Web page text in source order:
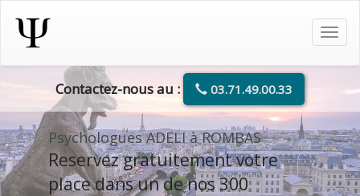
Contactez-nous au : 03.71.49.00.33
Psychologues ADELI à ROMBAS
Reservez gratuitement votre
place dans un de nos 300